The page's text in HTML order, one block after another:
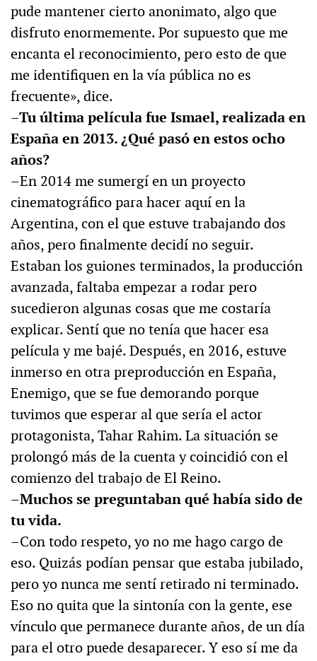
pude mantener cierto anonimato, algo que
disfruto enormemente. Por supuesto que me
encanta el reconocimiento, pero esto de que
me identifiquen en la vía pública no es
frecuente», dice.
–Tu última película fue Ismael, realizada en
España en 2013. ¿Qué pasó en estos ocho
años?
–En 2014 me sumergí en un proyecto
cinematográfico para hacer aquí en la
Argentina, con el que estuve trabajando dos
años, pero finalmente decidí no seguir.
Estaban los guiones terminados, la producción
avanzada, faltaba empezar a rodar pero
sucedieron algunas cosas que me costaría
explicar. Sentí que no tenía que hacer esa
película y me bajé. Después, en 2016, estuve
inmerso en otra preproducción en España,
Enemigo, que se fue demorando porque
tuvimos que esperar al que sería el actor
protagonista, Tahar Rahim. La situación se
prolongó más de la cuenta y coincidió con el
comienzo del trabajo de El Reino.
–Muchos se preguntaban qué había sido de
tu vida.
–Con todo respeto, yo no me hago cargo de
eso. Quizás podían pensar que estaba jubilado,
pero yo nunca me sentí retirado ni terminado.
Eso no quita que la sintonía con la gente, ese
vínculo que permanece durante años, de un día
para el otro puede desaparecer. Y eso sí me da